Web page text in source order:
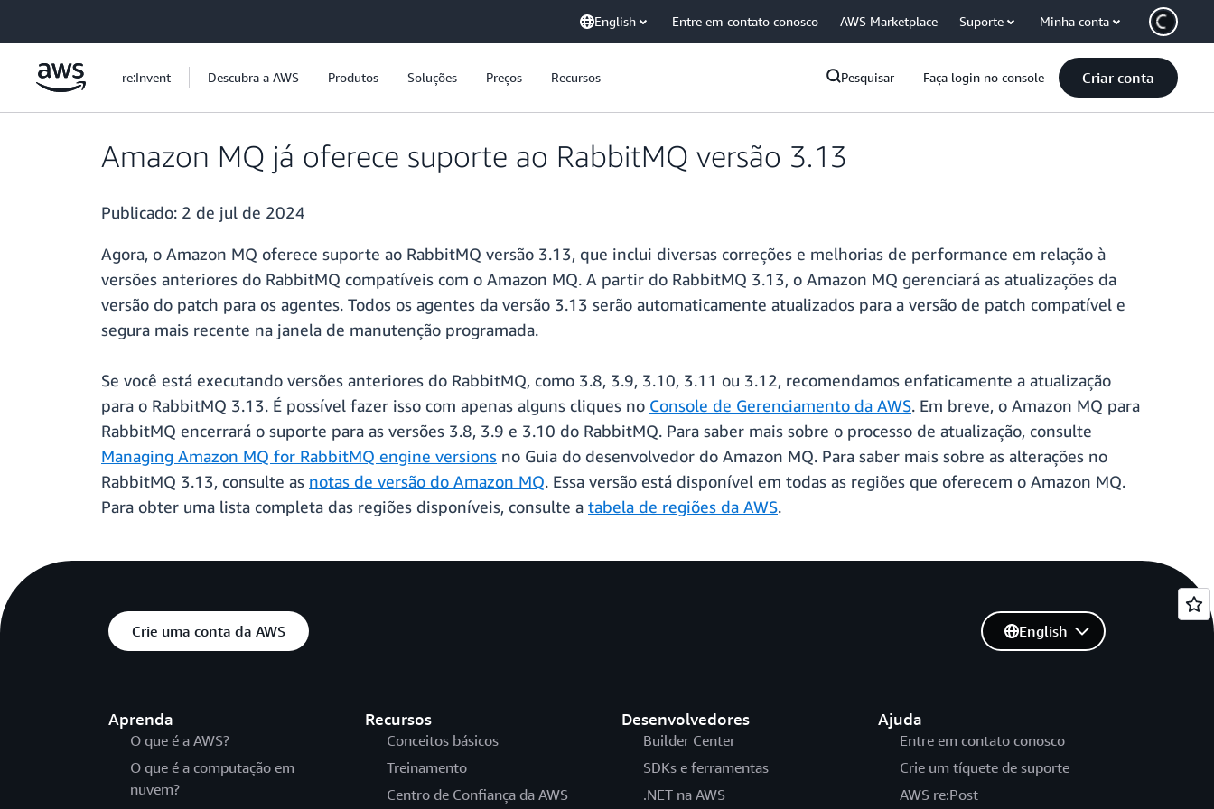
English Entre em contato conosco AWS Marketplace Suporte Minha conta
re:Invent Descubra a AWS Produtos Soluções Preços Recursos Pesquisar Faça login no console Criar conta
Amazon MQ já oferece suporte ao RabbitMQ versão 3.13
Publicado: 2 de jul de 2024
Agora, o Amazon MQ oferece suporte ao RabbitMQ versão 3.13, que inclui diversas correções e melhorias de performance em relação à
versões anteriores do RabbitMQ compatíveis com o Amazon MQ. A partir do RabbitMQ 3.13, o Amazon MQ gerenciará as atualizações da
versão do patch para os agentes. Todos os agentes da versão 3.13 serão automaticamente atualizados para a versão de patch compatível e
segura mais recente na janela de manutenção programada.
Se você está executando versões anteriores do RabbitMQ, como 3.8, 3.9, 3.10, 3.11 ou 3.12, recomendamos enfaticamente a atualização
para o RabbitMQ 3.13. É possível fazer isso com apenas alguns cliques no Console de Gerenciamento da AWS. Em breve, o Amazon MQ para
RabbitMQ encerrará o suporte para as versões 3.8, 3.9 e 3.10 do RabbitMQ. Para saber mais sobre o processo de atualização, consulte
Managing Amazon MQ for RabbitMQ engine versions no Guia do desenvolvedor do Amazon MQ. Para saber mais sobre as alterações no
RabbitMQ 3.13, consulte as notas de versão do Amazon MQ. Essa versão está disponível em todas as regiões que oferecem o Amazon MQ.
Para obter uma lista completa das regiões disponíveis, consulte a tabela de regiões da AWS.
Crie uma conta da AWS
Aprenda
O que é a AWS?
O que é a computação em
nuvem?
Recursos
Conceitos básicos
Treinamento
Centro de Confiança da AWS
Desenvolvedores
Builder Center
SDKs e ferramentas
.NET na AWS
Ajuda
Entre em contato conosco
Crie um tíquete de suporte
AWS re:Post
English